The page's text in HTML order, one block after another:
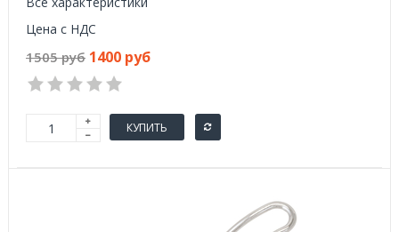
Цена с НДС
1505 руб 1400 руб
КУПИТЬ